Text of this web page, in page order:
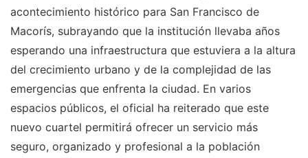
acontecimiento histórico para San Francisco de
Macorís, subrayando que la institución llevaba años
esperando una infraestructura que estuviera a la altura
del crecimiento urbano y de la complejidad de las
emergencias que enfrenta la ciudad. En varios
espacios públicos, el oficial ha reiterado que este
nuevo cuartel permitirá ofrecer un servicio más
seguro, organizado y profesional a la población